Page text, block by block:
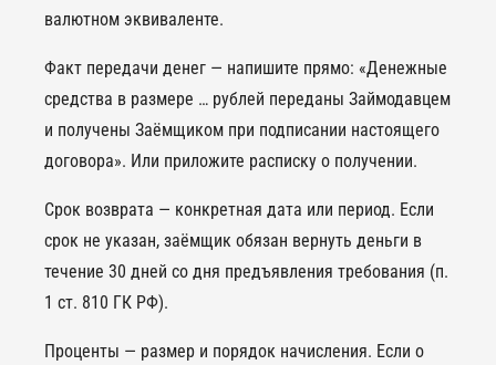
валютном эквиваленте.
Факт передачи денег — напишите прямо: «Денежные
средства в размере … рублей переданы Займодавцем
и получены Заёмщиком при подписании настоящего
договора». Или приложите расписку о получении.
Срок возврата — конкретная дата или период. Если
срок не указан, заёмщик обязан вернуть деньги в
течение 30 дней со дня предъявления требования (п.
1 ст. 810 ГК РФ).
Проценты — размер и порядок начисления. Если о